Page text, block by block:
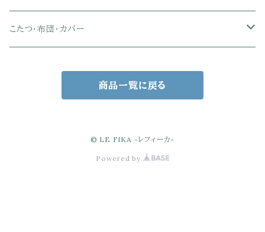
ダブル
キング
ガラスデスク
幅101～120cmデスク
幅121～160cmデスク
メッシュオフィスチェア
木脚チェア
バス用品・バスマット
玄関小物・傘
チェア・ベビーチェア・ソファ
その他のキッズ家具
スポットライト
カーテンセット
ガーデンテーブル・チェア・ベンチ
サンシェード・日よけ
ケージ
こたつ・布団・カバー
商品一覧に戻る
© LE FIKA -レフィーカ-
Powered by